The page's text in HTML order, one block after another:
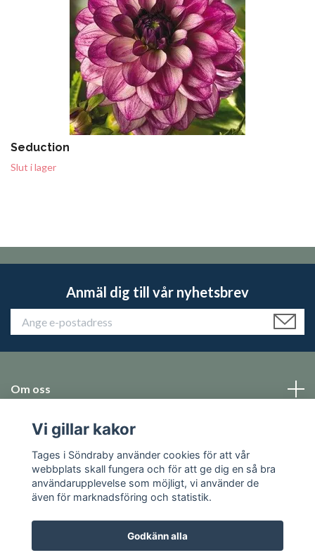
Seduction
Slut i lager
Anmäl dig till vår nyhetsbrev
Om oss
Emballage
Sociala medier
Vi gillar kakor
Tages i Söndraby använder cookies för att vår
webbplats skall fungera och för att ge dig en så bra
användarupplevelse som möjligt, vi använder de
även för marknadsföring och statistik.
Godkänn alla